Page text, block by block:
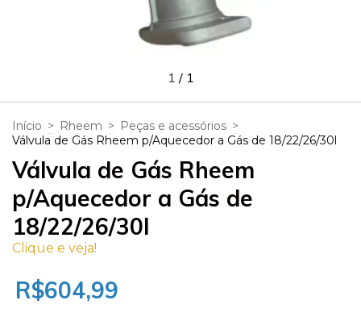
1 / 1
Início > Rheem > Peças e acessórios >
Válvula de Gás Rheem p/Aquecedor a Gás de 18/22/26/30l
Válvula de Gás Rheem
p/Aquecedor a Gás de
18/22/26/30l
Clique e veja!
R$604,99